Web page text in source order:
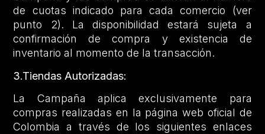
de cuotas indicado para cada comercio (ver
punto 2). La disponibilidad estará sujeta a
confirmación de compra y existencia de
inventario al momento de la transacción.
3.Tiendas Autorizadas:
La Campaña aplica exclusivamente para
compras realizadas en la página web oficial de
Colombia a través de los siguientes enlaces